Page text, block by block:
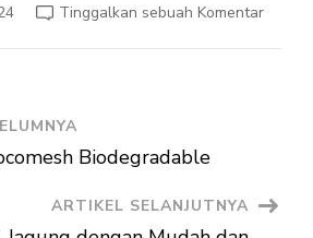
Tinggalkan sebuah Komentarpada
Biodegradable
ARTIKEL SELANJUTNYA